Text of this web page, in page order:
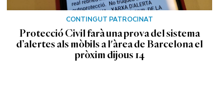
CONTINGUT PATROCINAT
Protecció Civil farà una prova del sistema
d’alertes als mòbils a l'àrea de Barcelona el
pròxim dijous 14